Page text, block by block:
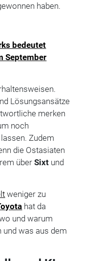
haben.
bedeutet
September
Lösungsansätze
merken
noch
Zudem
die Ostasiaten
überSixt und
weniger zu
hat da
und warum
und was aus dem